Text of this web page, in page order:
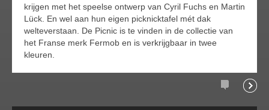
krijgen met het speelse ontwerp van Cyril Fuchs en Martin
Lück. En wel aan hun eigen picknicktafel mét dak
welteverstaan. De Picnic is te vinden in de collectie van
het Franse merk Fermob en is verkrijgbaar in twee
kleuren.
Comments